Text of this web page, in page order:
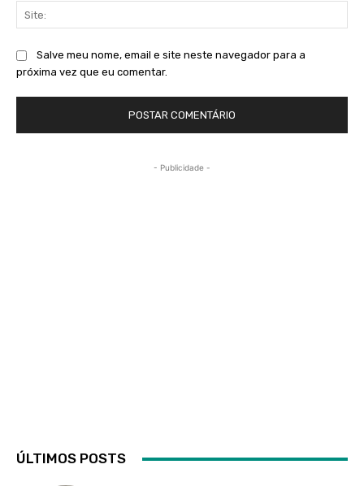
Salve meu nome, email e site neste navegador para a
próxima vez que eu comentar.
- Publicidade -
ÚLTIMOS POSTS